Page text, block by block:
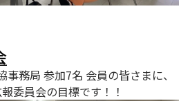
務局 参加7名 会員の皆さまに、
委員会の目標です！！